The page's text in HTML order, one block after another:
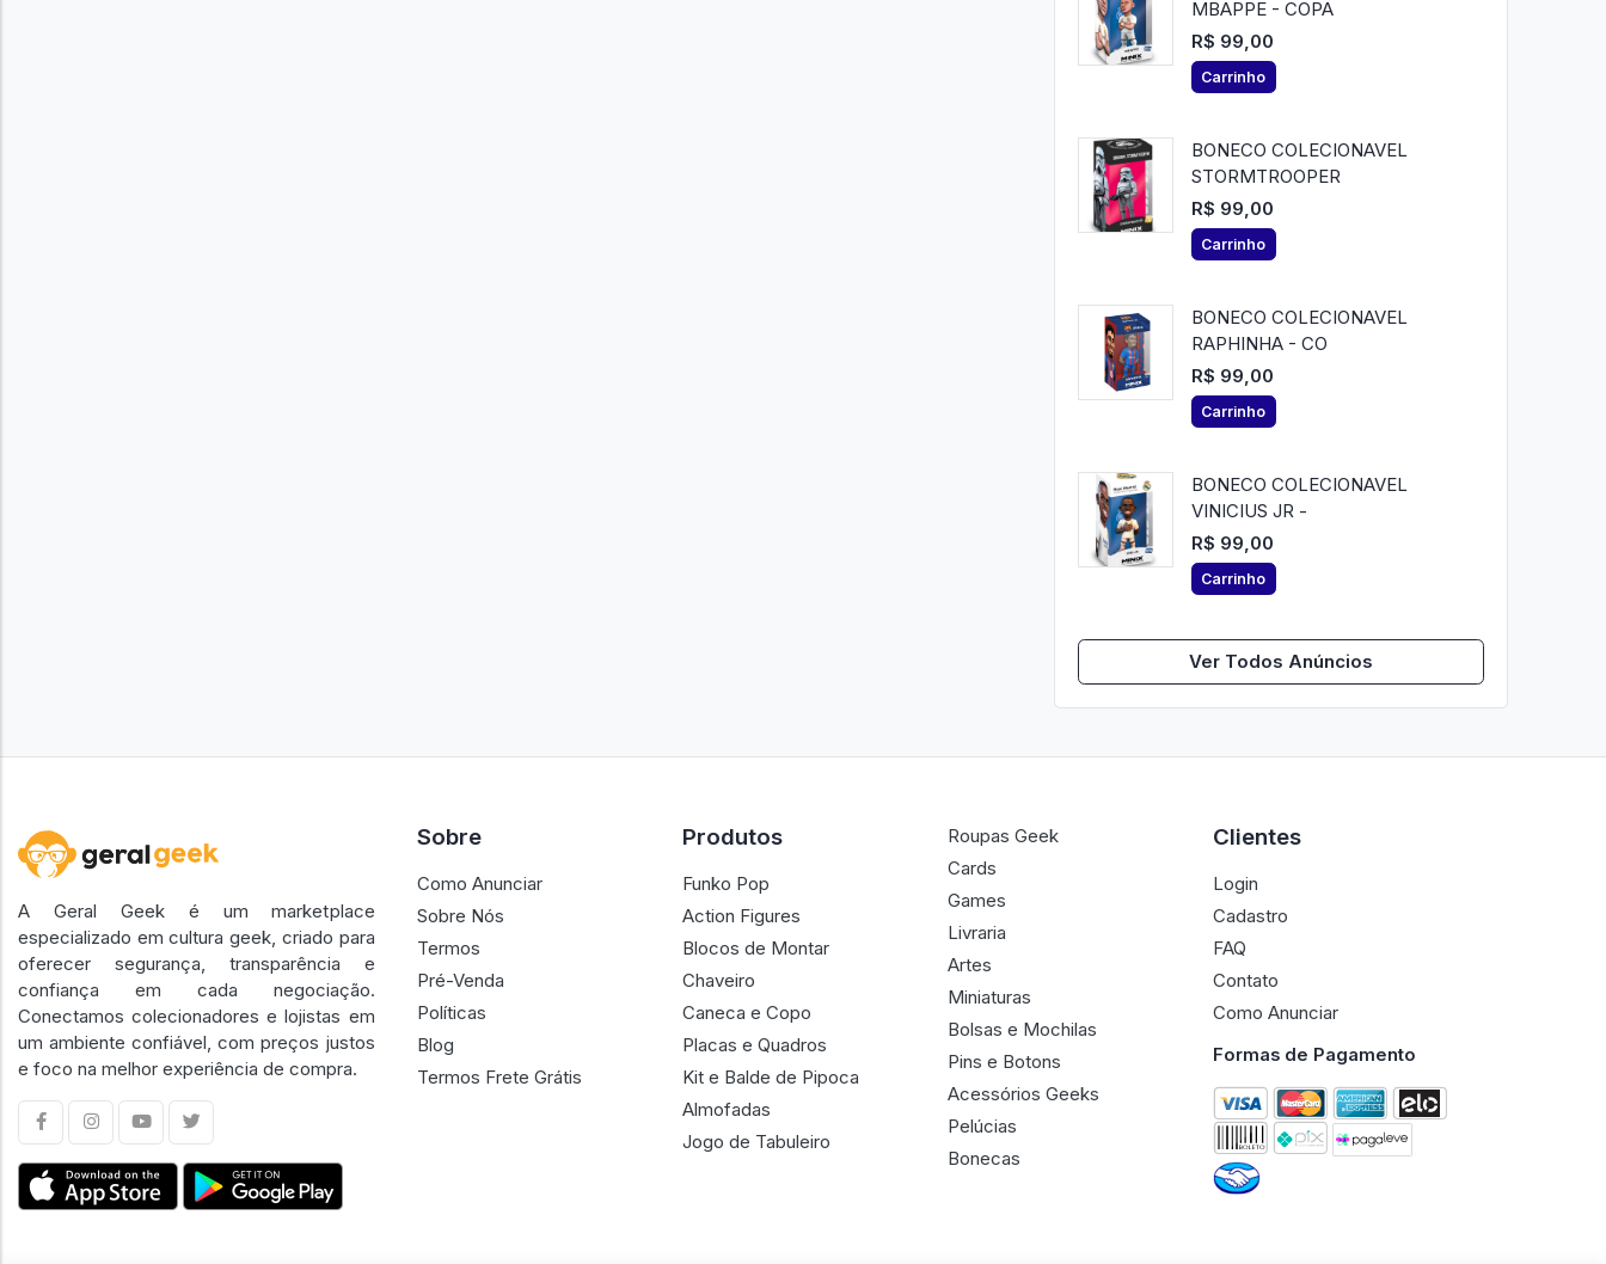
MBAPPE - COPA
R$ 99,00
Carrinho
BONECO COLECIONAVEL
STORMTROOPER
R$ 99,00
Carrinho
BONECO COLECIONAVEL
RAPHINHA - CO
R$ 99,00
Carrinho
BONECO COLECIONAVEL
VINICIUS JR -
R$ 99,00
Carrinho
Ver Todos Anúncios
A Geral Geek é um marketplace
especializado em cultura geek, criado para
oferecer segurança, transparência e
confiança em cada negociação.
Conectamos colecionadores e lojistas em
um ambiente confiável, com preços justos
e foco na melhor experiência de compra.
Sobre
Como Anunciar
Sobre Nós
Termos
Pré-Venda
Políticas
Blog
Termos Frete Grátis
Produtos
Funko Pop
Action Figures
Blocos de Montar
Chaveiro
Caneca e Copo
Placas e Quadros
Kit e Balde de Pipoca
Almofadas
Jogo de Tabuleiro
Roupas Geek
Cards
Games
Livraria
Artes
Miniaturas
Bolsas e Mochilas
Pins e Botons
Acessórios Geeks
Pelúcias
Bonecas
Clientes
Login
Cadastro
FAQ
Contato
Como Anunciar
Formas de Pagamento